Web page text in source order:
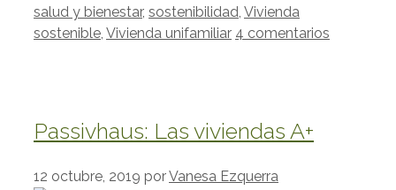
salud y bienestar, sostenibilidad Vivienda
sostenible Vivienda unifamiliar 4 comentarios
Passivhaus: Las viviendas A+
12 octubre, 2019 porVanesa Ezquerra